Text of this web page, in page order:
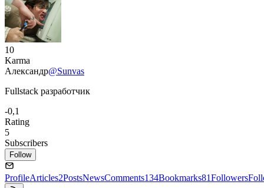
10
Karma
Александр@Sunvas
Fullstack разработчик
-0,1
Rating
5
Subscribers
Follow
ProfileArticles2PostsNewsComments134Bookmarks81Followers